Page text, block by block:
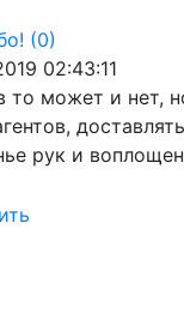
(0)
02:43:11
то может и нет,
рук и